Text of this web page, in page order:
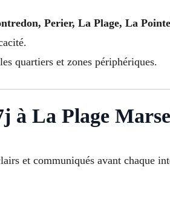
Perier, La Plage, La
quartiers et zones périphériques.
à La Plage
et communiqués avant chaque